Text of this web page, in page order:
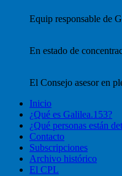
Equip responsable de
En estado de
El Consejo asesor en
Inicio
¿Qué es Galilea.153?
¿Qué personas están
Contacto
Subscripciones
Archivo histórico
El CPL